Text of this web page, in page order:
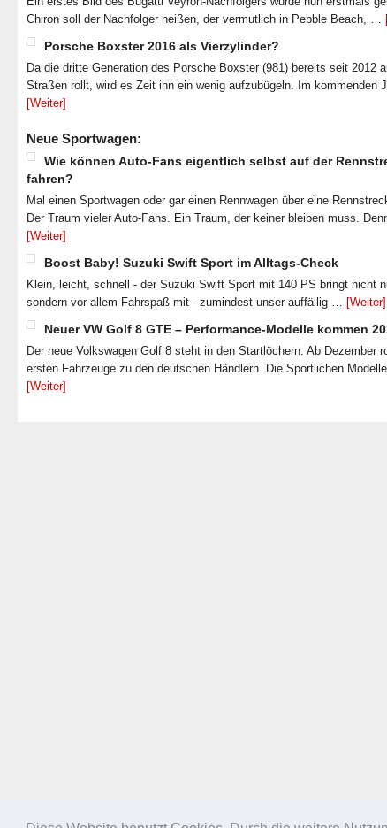
Chiron soll der Nachfolger heißen, der vermutlich in Pebble Beach, …
Porsche Boxster 2016 als Vierzylinder?
Da die dritte Generation des Porsche Boxster (981) bereits seit 2012
Straßen rollt, wird es Zeit ihn ein wenig aufzubügeln. Im kommenden
[Weiter]
Neue Sportwagen:
Wie können Auto-Fans eigentlich selbst auf der
fahren?
Mal einen Sportwagen oder gar einen Rennwagen über eine
Der Traum vieler Auto-Fans. Ein Traum, der keiner bleiben muss.
[Weiter]
Boost Baby! Suzuki Swift Sport im Alltags-Check
Klein, leicht, schnell - der Suzuki Swift Sport mit 140 PS bringt nicht
sondern vor allem Fahrspaß mit - zumindest unser auffällig … [Weiter]
Neuer VW Golf 8 GTE – Performance-Modelle kommen
Der neue Volkswagen Golf 8 steht in den Startlöchern. Ab Dezember
ersten Fahrzeuge zu den deutschen Händlern. Die Sportlichen
[Weiter]